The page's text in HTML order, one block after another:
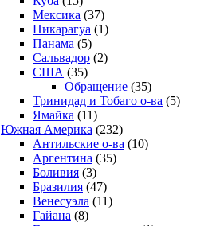
Мексика (37)
Никарагуа (1)
Панама (5)
Сальвадор (2)
США (35)
Обращение (35)
Тринидад и Тобаго о-ва (5)
Ямайка (11)
Южная Америка (232)
Антильские о-ва (10)
Аргентина (35)
Боливия (3)
Бразилия (47)
Венесуэла (11)
Гайана (8)